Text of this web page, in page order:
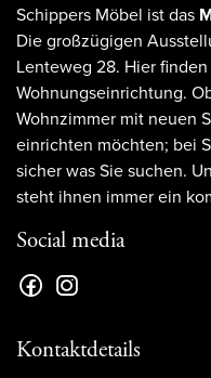
Schippers Möbel ist das
Die großzügigen
Lenteweg 28. Hier
Wohnungseinrichtung.
Wohnzimmer mit neuen
einrichten möchten; bei
sicher was Sie suchen.
steht ihnen immer ein
Social media
Kontaktdetails